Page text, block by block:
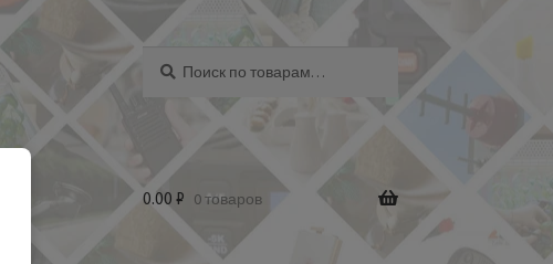
0.00 ₽ 0 товаров